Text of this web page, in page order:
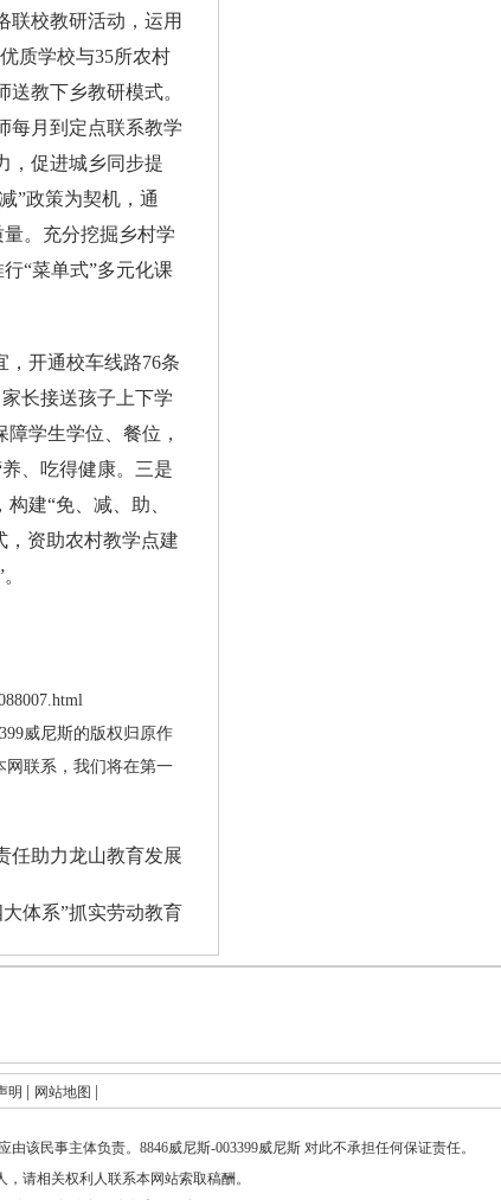
联校教研活动，运用
质学校与35所农村
教下乡教研模式。
每月到定点联系教学
，促进城乡同步提
”政策为契机，通
量。充分挖掘乡村学
“菜单式”多元化课
开通校车线路76条
长接送孩子上下学
学生学位、餐位，
、吃得健康。三是
建“免、减、助、
，资助农村教学点建
威尼斯的版权归原作
网联系，我们将在第一
任助力龙山教育发展
体系”抓实劳动教育
明 网站地图
该民事主体负责。 8846威尼斯-003399威尼斯对此不承担任何保证责任。
请相关权利人联系本网站索取稿酬。